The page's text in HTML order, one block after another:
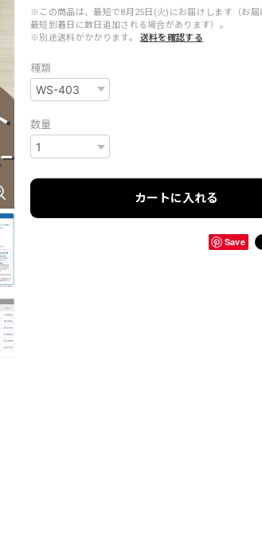
※この商品は、最短で8月25日(火)にお届けします（お届
最短到着日に数日追加される場合があります）。
※別途送料がかかります。
送料を確認する
種類
数量
カートに入れる
Save